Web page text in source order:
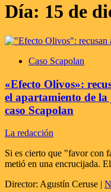
Día: 15 de
Caso Scapolan
«Efecto Olivos»:
el apartamiento de
caso Scapolan
La redacción
Si es cierto que "favor con
metió en una encrucijada.
Director: Agustín Ceruse |